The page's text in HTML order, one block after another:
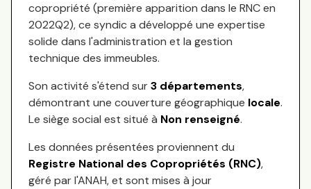
copropriété (première apparition dans le RNC en
2022Q2), ce syndic a développé une expertise
solide dans l'administration et la gestion
technique des immeubles.
Son activité s'étend sur3 départements,
démontrant une couverture géographique locale.
Le siège social est situé à Non renseigné.
Les données présentées proviennent du
Registre National des Copropriétés (RNC),
géré par l'ANAH, et sont mises à jour